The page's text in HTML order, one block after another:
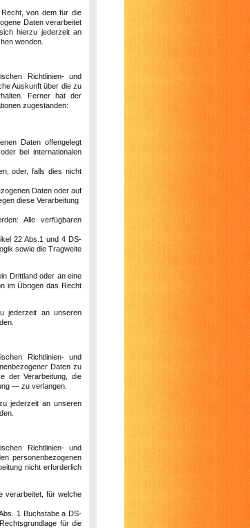
von dem für die
Daten verarbeitet
hierzu jederzeit an
wenden.
Richtlinien- und
Auskunft über die zu
Ferner hat der
zugestanden:
Daten offengelegt
bei internationalen
oder, falls dies nicht
Daten oder auf
diese Verarbeitung
Alle verfügbaren
22 Abs.1 und 4 DS-
sowie die Tragweite
Drittland oder an eine
im Übrigen das Recht
jederzeit an unseren
Richtlinien- und
Daten zu
der Verarbeitung, die
— zu verlangen.
jederzeit an unseren
Richtlinien- und
personenbezogenen
nicht erforderlich
verarbeitet, für welche
1 Buchstabe a DS-
für die